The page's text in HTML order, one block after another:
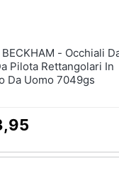
- Occhiali Da
Pilota Rettangolari In
Da Uomo 7049gs